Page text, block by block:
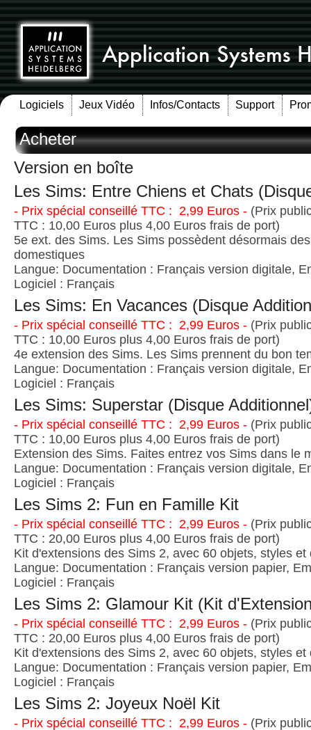
Logiciels Jeux Vidéo Infos/Contacts Support
Acheter
Version en boîte
Les Sims: Entre Chiens et Chats
- Prix spécial conseillé TTC : 2,99 Euros - (Prix
TTC : 10,00 Euros plus 4,00 Euros frais de port)
5e ext. des Sims. Les Sims possèdent désormais
domestiques
Langue: Documentation : Français version digitale,
Logiciel : Français
Les Sims: En Vacances (Disque
- Prix spécial conseillé TTC : 2,99 Euros - (Prix
TTC : 10,00 Euros plus 4,00 Euros frais de port)
4e extension des Sims. Les Sims prennent du bon
Langue: Documentation : Français version digitale,
Logiciel : Français
Les Sims: Superstar (Disque
- Prix spécial conseillé TTC : 2,99 Euros - (Prix
TTC : 10,00 Euros plus 4,00 Euros frais de port)
Extension des Sims. Faites entrez vos Sims dans le
Langue: Documentation : Français version digitale,
Logiciel : Français
Les Sims 2: Fun en Famille Kit
- Prix spécial conseillé TTC : 2,99 Euros - (Prix
TTC : 20,00 Euros plus 4,00 Euros frais de port)
Kit d'extensions des Sims 2, avec 60 objets, styles et
Langue: Documentation : Français version papier,
Logiciel : Français
Les Sims 2: Glamour Kit (Kit
- Prix spécial conseillé TTC : 2,99 Euros - (Prix
TTC : 20,00 Euros plus 4,00 Euros frais de port)
Kit d'extensions des Sims 2, avec 60 objets, styles et
Langue: Documentation : Français version papier,
Logiciel : Français
Les Sims 2: Joyeux Noël Kit
- Prix spécial conseillé TTC : 2,99 Euros - (Prix